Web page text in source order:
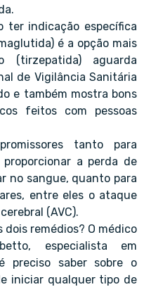
ter indicação específica
é a opção mais
(tirzepatida) aguarda
de Vigilância Sanitária
e também mostra bons
feitos com pessoas
tanto para
a perda de
no sangue, quanto para
entre eles o ataque
(AVC).
remédios? O médico
especialista em
preciso saber sobre o
iniciar qualquer tipo de